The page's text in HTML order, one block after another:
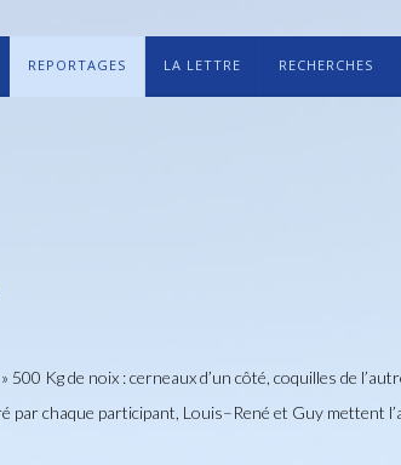
REPORTAGES LA LETTRE RECHERCHES
Kg de noix : cerneaux d’un côté, coquilles de
chaque participant, Louis–René et Guy mettent